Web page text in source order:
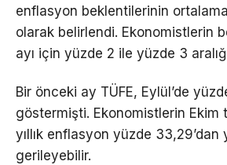
enflasyon beklentilerinin
olarak belirlendi. Ekonomistlerin
ayı için yüzde 2 ile yüzde 3
Bir önceki ay TÜFE, Eylül’de
göstermişti. Ekonomistlerin Ekim
yıllık enflasyon yüzde 33,29’dan
gerileyebilir.